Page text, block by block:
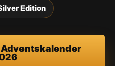
Edition